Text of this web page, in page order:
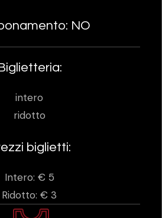
NO
intero
ridotto
biglietti:
Intero: € 5
Ridotto: € 3